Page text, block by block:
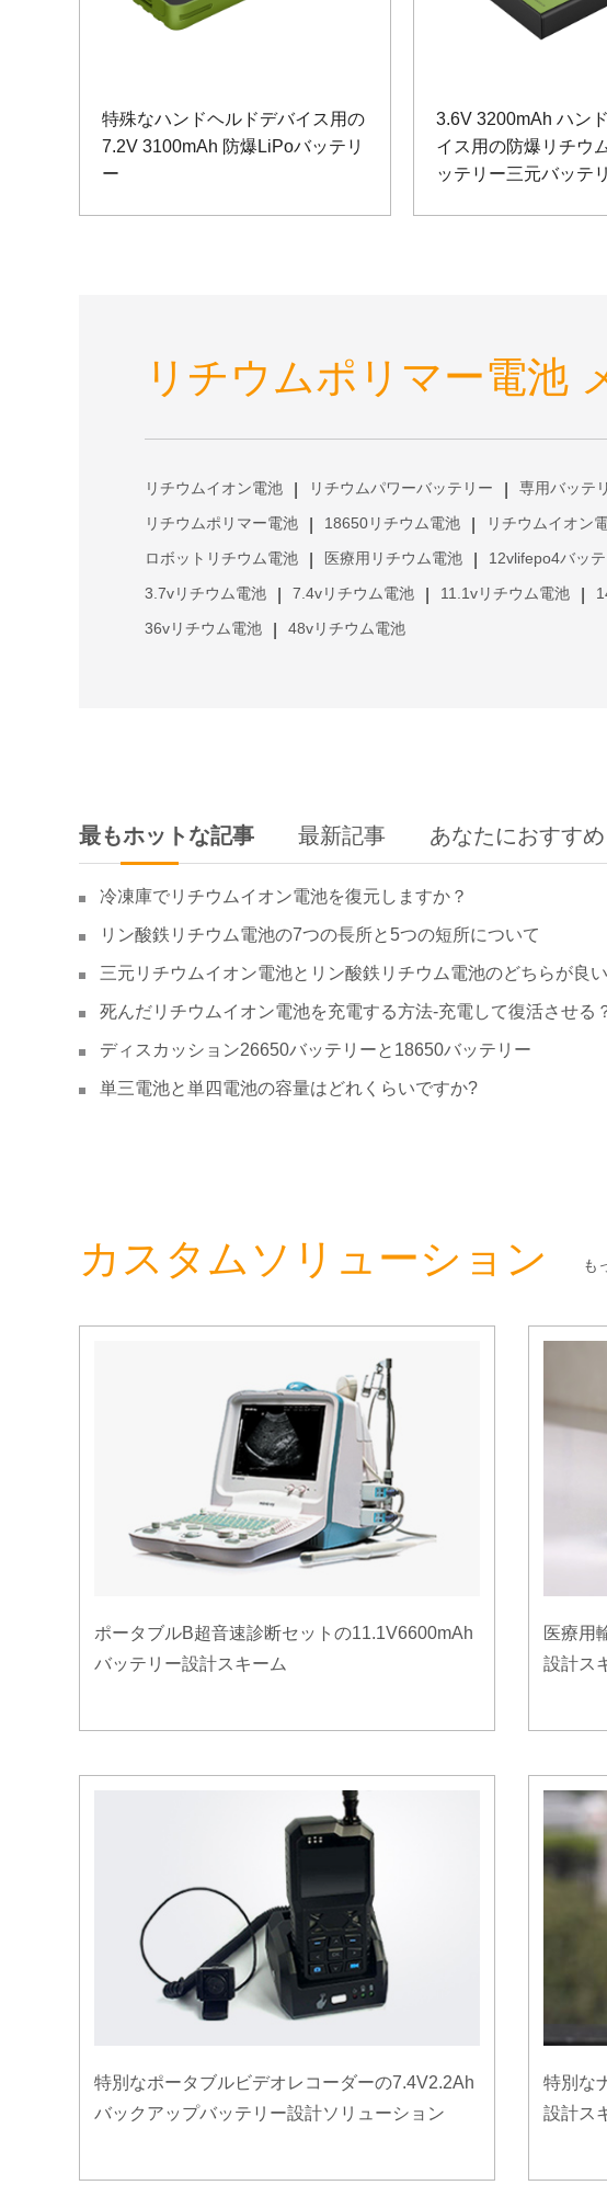
特殊なハンドヘルドデバイス用の
7.2V 3100mAh 防爆LiPoバッテリ
ー
3.6V 3200mAh ハン
イス用の防爆リチウ
ッテリー三元バッテ
リチウムポリマー電池
リチウムイオン電池 リチウムパワーバッテリー 専用バッテ
リチウムポリマー電池 18650リチウム電池 リチウムイオン
ロボットリチウム電池 医療用リチウム電池 12vlifepo4バッ
3.7vリチウム電池 7.4vリチウム電池 11.1vリチウム電池
36vリチウム電池 48vリチウム電池
最もホットな記事 最新記事 あなたにおすすめ
冷凍庫でリチウムイオン電池を復元しますか？
リン酸鉄リチウム電池の7つの長所と5つの短所について
三元リチウムイオン電池とリン酸鉄リチウム電池のどちらが良
死んだリチウムイオン電池を充電する方法-充電して復活させる
ディスカッション26650バッテリーと18650バッテリー
単三電池と単四電池の容量はどれくらいですか?
カスタムソリューション も
ポータブルB超音速診断セットの11.1V6600mAh
バッテリー設計スキーム
医療用
設計ス
特別なポータブルビデオレコーダーの7.4V2.2Ah
バックアップバッテリー設計ソリューション
特別な
設計ス